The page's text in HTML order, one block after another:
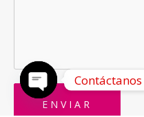
Contáctanos
OPEN